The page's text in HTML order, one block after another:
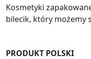
Kosmetyki
bilecik, który możemy
PRODUKT POLSKI